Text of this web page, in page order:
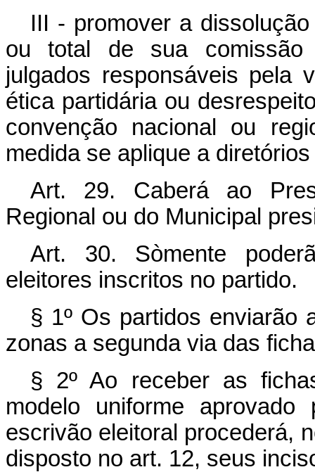
III - promover a
ou total de sua comissão
julgados responsáveis pela
ética partidária ou
convenção nacional ou
medida se aplique a
Art. 29. Caberá ao
Regional ou do Municipal
Art. 30. Sòmente
eleitores inscritos no partido.
§ 1º Os partidos enviarão
zonas a segunda via das
§ 2º Ao receber as
modelo uniforme
escrivão eleitoral procederá,
disposto no art. 12, seus